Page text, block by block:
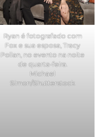
Ryan é fotografado com
Fox e sua esposa, Tracy
Pollan, no evento na noite
de quarta-feira.
Michael
Simon/Shutterstock